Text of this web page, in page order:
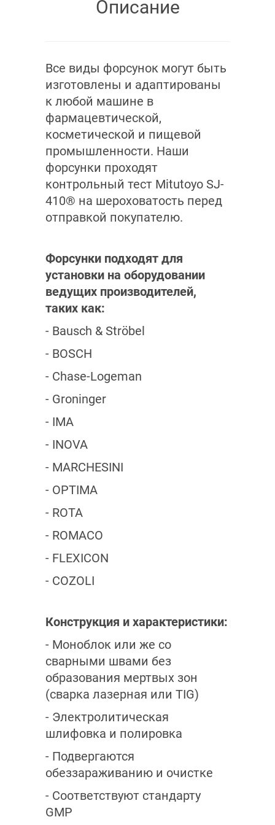
Описание
Все виды форсунок могут быть
изготовлены и адаптированы
к любой машине в
фармацевтической,
косметической и пищевой
промышленности. Наши
форсунки проходят
контрольный тест Mitutoyo SJ-
410® на шероховатость перед
отправкой покупателю.
Форсунки подходят для
установки на оборудовании
ведущих производителей,
таких как:
- Bausch & Ströbel
- BOSCH
- Chase-Logeman
- Groninger
- IMA
- INOVA
- MARCHESINI
- OPTIMA
- ROTA
- ROMACO
- FLEXICON
- COZOLI
Конструкция и характеристики:
- Моноблок или же со
сварными швами без
образования мертвых зон
(сварка лазерная или TIG)
- Электролитическая
шлифовка и полировка
- Подвергаются
обеззараживанию и очистке
- Соответствуют стандарту
GMP